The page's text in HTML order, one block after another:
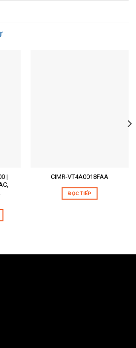
|
CIMR-VT4A0018FAA
ĐỌC TIẾP